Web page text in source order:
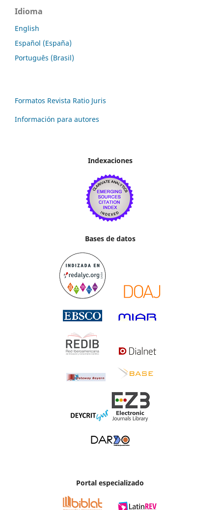
Idioma
English
Español (España)
Português (Brasil)
Formatos Revista Ratio Juris
Información para autores
Indexaciones
Bases de datos
Portal especializado